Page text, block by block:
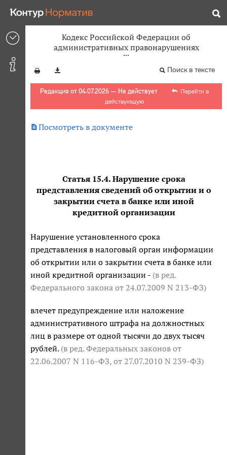
Кодекс Российской Федерации об
административных правонарушениях
Поиск в тексте
Редакция от 04.07.2026 — Не действует
Перейти в
действующую
Посмотреть в документе
Статья 15.4. Нарушение срока
представления сведений об открытии и о
закрытии счета в банке или иной
кредитной организации
Нарушение установленного срока
представления в налоговый орган информации
об открытии или о закрытии счета в банке или
иной кредитной организации - (в ред.
Федерального закона от 24.07.2009 N 213-ФЗ)
влечет предупреждение или наложение
административного штрафа на должностных
лиц в размере от одной тысячи до двух тысяч
рублей. (в ред. Федеральных законов от
22.06.2007 N 116-ФЗ, от 27.07.2010 N 239-ФЗ)